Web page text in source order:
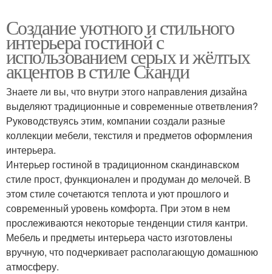
Создание уютного и стильного
интерьера гостиной с
использованием серых и жёлтых
акцентов в стиле Сканди
Знаете ли вы, что внутри этого направления дизайна
выделяют традиционные и современные ответвления?
Руководствуясь этим, компании создали разные
коллекции мебели, текстиля и предметов оформления
интерьера.
Интерьер гостиной в традиционном скандинавском
стиле прост, функционален и продуман до мелочей. В
этом стиле сочетаются теплота и уют прошлого и
современный уровень комфорта. При этом в нем
прослеживаются некоторые тенденции стиля кантри.
Мебель и предметы интерьера часто изготовлены
вручную, что подчеркивает располагающую домашнюю
атмосферу.